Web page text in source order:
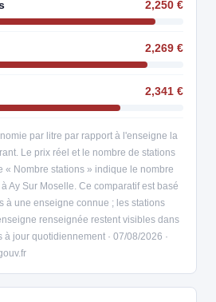
2,250 €
2,269 €
2,341 €
par litre par rapport à l'enseigne la
Le prix réel et le nombre de stations
« Nombre stations » indique le nombre
Ay Sur Moselle. Ce comparatif est basé
à une enseigne connue ; les stations
renseignée restent visibles dans
jour quotidiennement · 07/08/2026 ·